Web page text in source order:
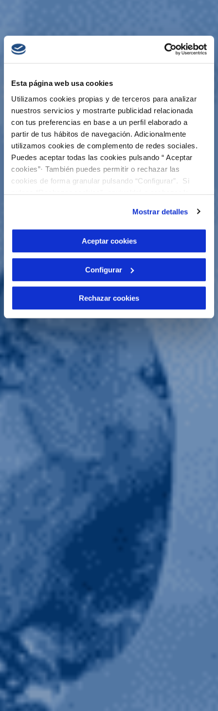
Esta página web usa cookies
Utilizamos cookies propias y de terceros para analizar
nuestros servicios y mostrarte publicidad relacionada
con tus preferencias en base a un perfil elaborado a
partir de tus hábitos de navegación. Adicionalmente
utilizamos cookies de complemento de redes sociales.
Puedes aceptar todas las cookies pulsando “ Aceptar
cookies”· También puedes permitir o rechazar las
cookies de forma granular pulsando “Configurar”. Si
pulsas “Rechazar cookies”, equivaldrá a rechazar la
son indispensables para que el sitio web funcione y que
por tanto no se pueden desactivar. Puedes consultar
más información en nuestraPolítica de Cookies
Mostrar detalles
Aceptar cookies
Configurar
Rechazar cookies